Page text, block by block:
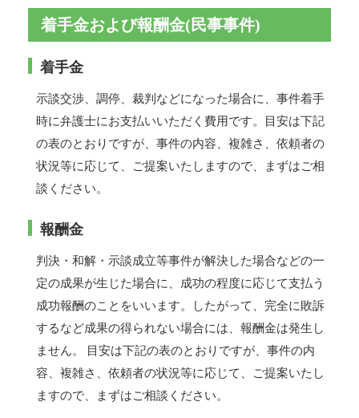
着手金および報酬金(民事事件)
着手金
示談交渉、調停、裁判などになった場合に、事件着手
時に弁護士にお支払いいただく費用です。目安は下記
の表のとおりですが、事件の内容、複雑さ、依頼者の
状況等に応じて、ご提案いたしますので、まずはご相
談ください。
報酬金
判決・和解・示談成立等事件が解決した場合などの一
定の成果が生じた場合に、成功の程度に応じて支払う
成功報酬のことをいいます。したがって、完全に敗訴
するなど成果の得られない場合には、報酬金は発生し
ません。 目安は下記の表のとおりですが、事件の内
容、複雑さ、依頼者の状況等に応じて、ご提案いたし
ますので、まずはご相談ください。